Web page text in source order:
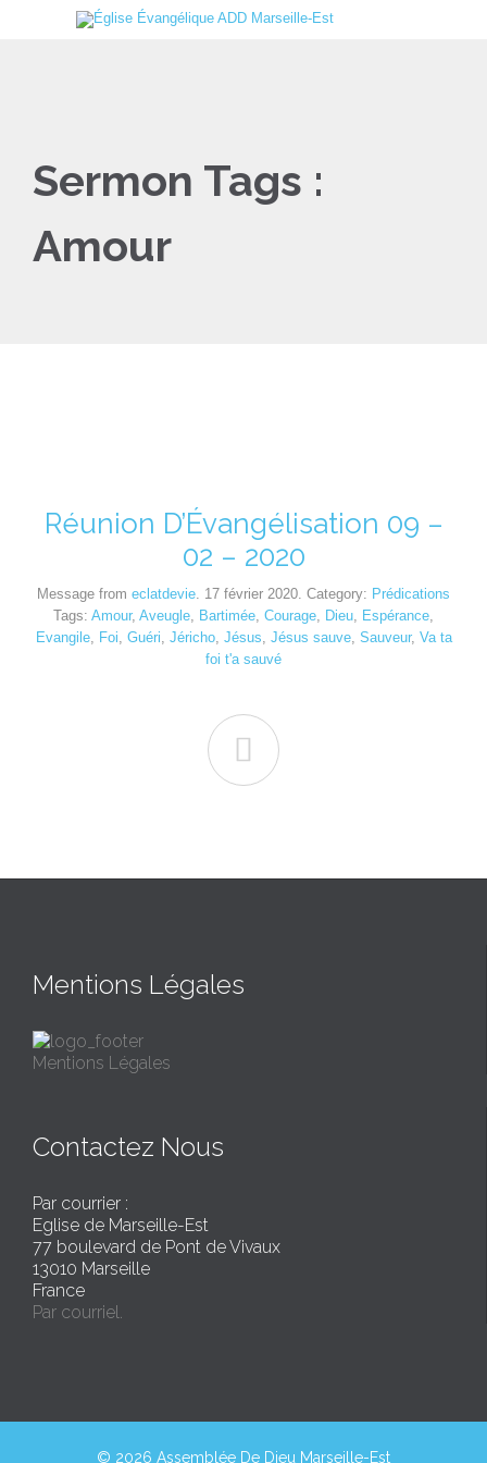
Sermon Tags :
Amour
Réunion D’Évangélisation 09 –
02 – 2020
Message from eclatdevie. 17 février 2020. Category: Prédications
Tags: Amour, Aveugle, Bartimée, Courage, Dieu, Espérance,
Evangile, Foi, Guéri, Jéricho, Jésus, Jésus sauve, Sauveur, Va ta
foi t'a sauvé

Mentions Légales
Mentions Légales
Contactez Nous
Par courrier :
Eglise de Marseille-Est
77 boulevard de Pont de Vivaux
13010 Marseille
France
Par courriel.
© 2026 Assemblée De Dieu Marseille-Est